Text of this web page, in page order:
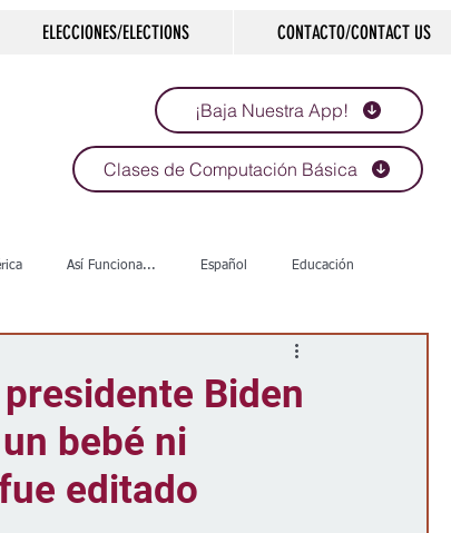
ELECCIONES/ELECTIONS CONTACTO/CONTACT US
¡Baja Nuestra App!
Clases de Computación Básica
Así Funciona... Español Educación
Carreteras Comunidad
Biden
bebé ni
editado